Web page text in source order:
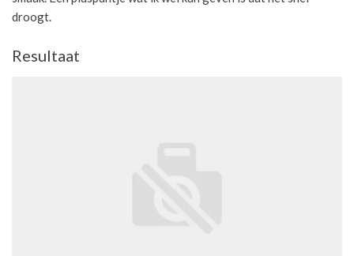
droogt.
Resultaat